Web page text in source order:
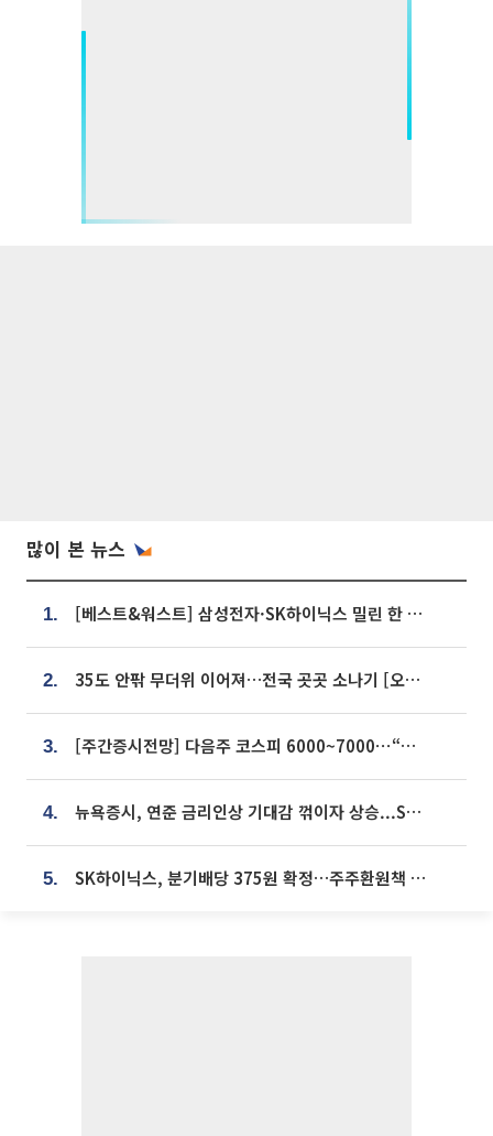
많이 본 뉴스
1. [베스트&워스트] 삼성전자·SK하이닉스 밀린 한 주…상상인증권은 85% 급등
2. 35도 안팎 무더위 이어져…전국 곳곳 소나기 [오늘 날씨]
3. [주간증시전망] 다음주 코스피 6000~7000⋯“外人 수급은 정책이 변수”
4. 뉴욕증시, 연준 금리인상 기대감 꺾이자 상승...S&P500 사상 최고치 [종합]
5. SK하이닉스, 분기배당 375원 확정…주주환원책 9월로 앞당겨 발표